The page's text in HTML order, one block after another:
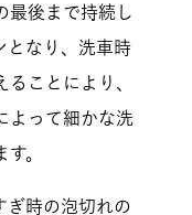
最後まで持続し
となり、洗車時
ことにより、
よって細かな洗
。
ぎ時の泡切れの